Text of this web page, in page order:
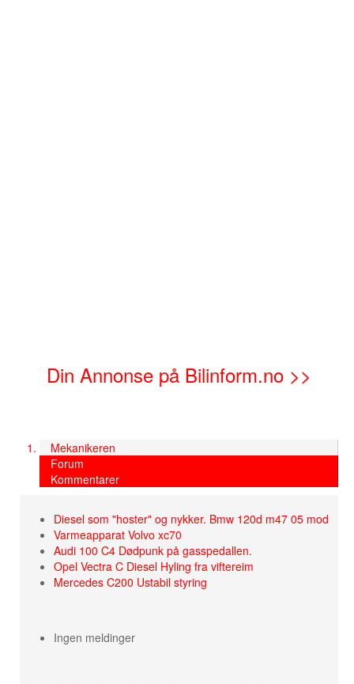
Din Annonse på Bilinform.no >>
Mekanikeren
Forum
Kommentarer
Diesel som "hoster" og nykker. Bmw 120d m47 05 mod
Varmeapparat Volvo xc70
Audi 100 C4 Dødpunk på gasspedallen.
Opel Vectra C Diesel Hyling fra viftereim
Mercedes C200 Ustabil styring
Ingen meldinger